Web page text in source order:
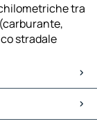
tra
stradale